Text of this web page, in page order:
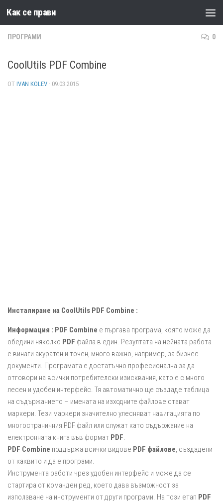
Към съдържанието
Как се прави
ПРОГРАМИ 0
CoolUtils PDF Combine
ОТ IVAN KOLEV · 09.03.2015
Инсталиране на CoolUtils PDF Combine :
Информация : PDF Combine е пъргава програма, която може да
обедини няколко PDF файла в един. Резултата на нейната работа
е винаги акуратен и точен, много важно, например, за бизнес
документи. Програмата е достатъчно професионална за да
отговори на всички потребителски изисквания, като е с много
лесен и удобен интерфейс. Тя автоматично ще създаде таблица
на съдържанието – имената на изходните файлове стават
маркери. Тези маркери значително улесняват навигацията по
многостраничния PDF файл или служат като съдържание на
електронната книга във формат PDF.
PDF Combine поддържа всички видове PDF файлове, създадени
от каквито и да е програми.
Инструмента работи чрез удобен интерфейс и може да се
стартира от команден ред, което дава възможност за
използване на инструменти от други програми. На този етап PDF